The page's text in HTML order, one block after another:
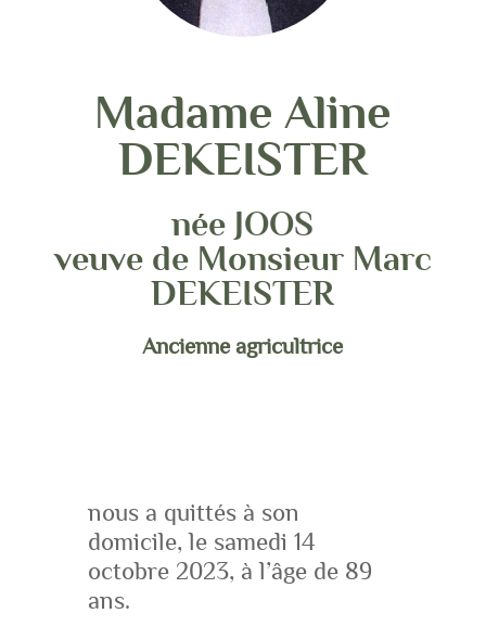
Madame Aline
DEKEISTER
née JOOS
veuve de Monsieur Marc
DEKEISTER
Ancienne agricultrice
nous a quittés à son
domicile, le samedi 14
octobre 2023, à l’âge de 89
ans.